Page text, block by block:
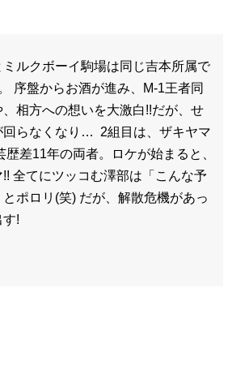
ルクボーイ駒場は同じ吉本所属で
序盤からお酒が進み、M-1王者同
相方への想いを大激白!!だが、せ
回らなくなり… 2組目は、ザキヤマ
歴差11年の両者。ロケが始まると、
全てにツッコむ澤部は「こんな予
ポロリ(笑) だが、解散危機があっ
!